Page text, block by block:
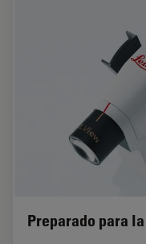
Preparado para